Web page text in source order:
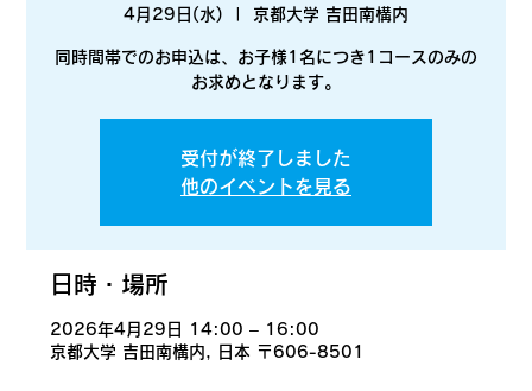
4月29日(水) 京都大学 吉田南構内
同時間帯でのお申込は、お子様1名につき1コースのみの
お求めとなります。
受付が終了しました
他のイベントを見る
日時・場所
2026年4月29日 14:00 – 16:00
京都大学 吉田南構内, 日本 〒606-8501